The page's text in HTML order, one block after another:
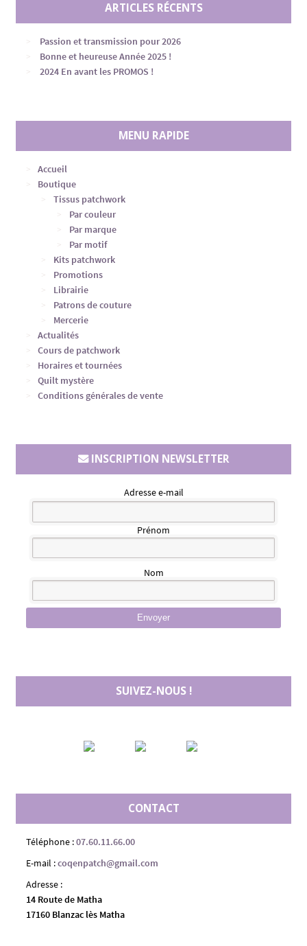
ARTICLES RÉCENTS
Passion et transmission pour 2026
Bonne et heureuse Année 2025 !
2024 En avant les PROMOS !
MENU RAPIDE
Accueil
Boutique
Tissus patchwork
Par couleur
Par marque
Par motif
Kits patchwork
Promotions
Librairie
Patrons de couture
Mercerie
Actualités
Cours de patchwork
Horaires et tournées
Quilt mystère
Conditions générales de vente
INSCRIPTION NEWSLETTER
Adresse e-mail
Prénom
Nom
Envoyer
SUIVEZ-NOUS !
CONTACT
Téléphone :07.60.11.66.00
E-mail :coqenpatch@gmail.com
Adresse :
14 Route de Matha
17160 Blanzac lès Matha